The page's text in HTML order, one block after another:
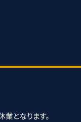
となります。